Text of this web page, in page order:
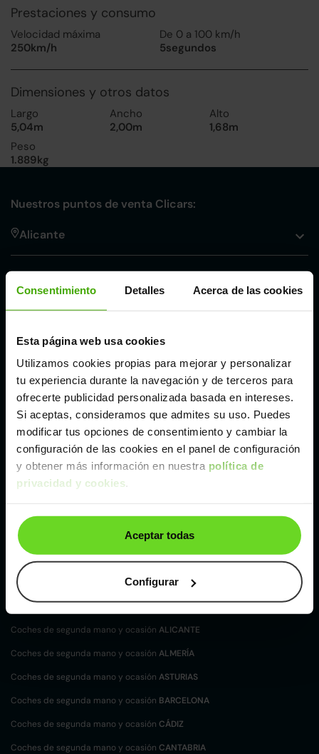
Consentimiento Detalles Acerca de las cookies
Esta página web usa cookies
Utilizamos cookies propias para mejorar y personalizar
tu experiencia durante la navegación y de terceros para
ofrecerte publicidad personalizada basada en intereses.
Si aceptas, consideramos que admites su uso. Puedes
modificar tus opciones de consentimiento y cambiar la
configuración de las cookies en el panel de configuración
y obtener más información en nuestra política de
privacidad y cookies.
Aceptar todas
Configurar
Prestaciones y consumo
Velocidad máxima
250km/h
De 0 a 100 km/h
5segundos
Dimensiones y otros datos
Largo
5,04m
Ancho
2,00m
Alto
1,68m
Peso
1.889kg
Nuestros puntos de venta Clicars:
Alicante
Málaga
Valencia
Zaragoza
Tesla Model X de segunda mano y ocasión
Coches desegunda mano y ocasión por
localización
Coches de segunda mano y ocasiónALBACETE
Coches de segunda mano y ocasión ALICANTE
Coches de segunda mano y ocasión ALMERÍA
Coches de segunda mano y ocasión ASTURIAS
Coches de segunda mano y ocasión BARCELONA
Coches de segunda mano y ocasión CÁDIZ
Coches de segunda mano y ocasión CANTABRIA